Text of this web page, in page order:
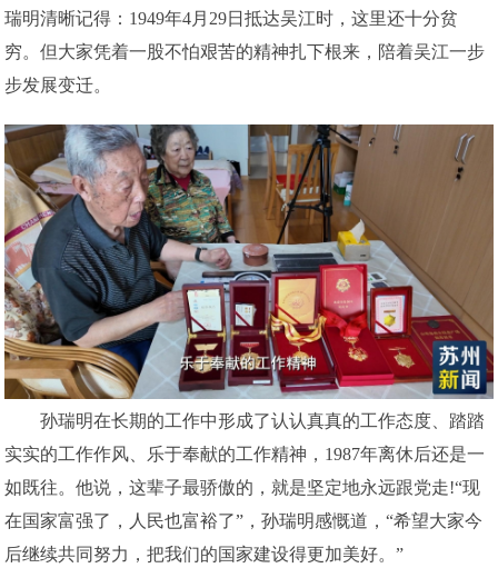
瑞明清晰记得：1949年4月29日抵达吴江时，这里还十分贫
穷。但大家凭着一股不怕艰苦的精神扎下根来，陪着吴江一步
步发展变迁。
孙瑞明在长期的工作中形成了认认真真的工作态度、踏踏
实实的工作作风、乐于奉献的工作精神，1987年离休后还是一
如既往。他说，这辈子最骄傲的，就是坚定地永远跟党走!“现
在国家富强了，人民也富裕了”，孙瑞明感慨道，“希望大家今
后继续共同努力，把我们的国家建设得更加美好。”